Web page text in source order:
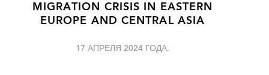
MIGRATION CRISIS IN EASTERN
EUROPE AND CENTRAL ASIA
17 АПРЕЛЯ 2024 ГОДА.